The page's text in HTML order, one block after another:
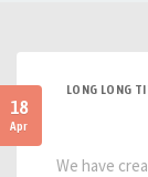
18
Apr
LONG LONG
We have